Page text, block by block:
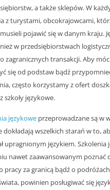
s
z
k
l
e
n
a
,
a
r
t
a także sklepów. W
z turystami, obcokrajowcami,
pojawić się w danym kraju.
w przedsiębiorstwach
zagranicznych transakcji. Aby
się od podstaw bądź
często korzystamy z ofert
szkoły językowe.
językowe przeprowadzane są w
wszelkich starań w to,
upragnionym językiem. Szkolenia
nawet zaawansowanym poznać
pracy za granicą bądź o
powinien posługiwać się